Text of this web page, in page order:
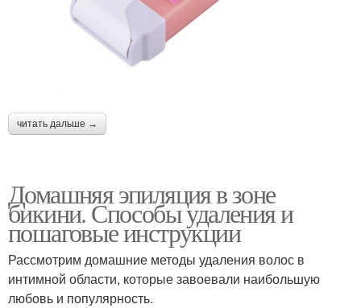
читать дальше →
Домашняя эпиляция в зоне
бикини. Способы удаления и
пошаговые инструкции
Рассмотрим домашние методы удаления волос в
интимной области, которые завоевали наибольшую
любовь и популярность.